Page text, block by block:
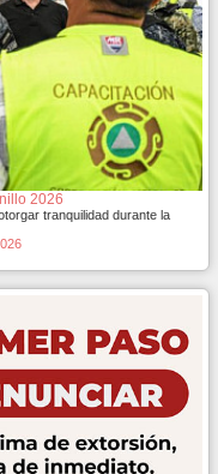
2026
tranquilidad durante la